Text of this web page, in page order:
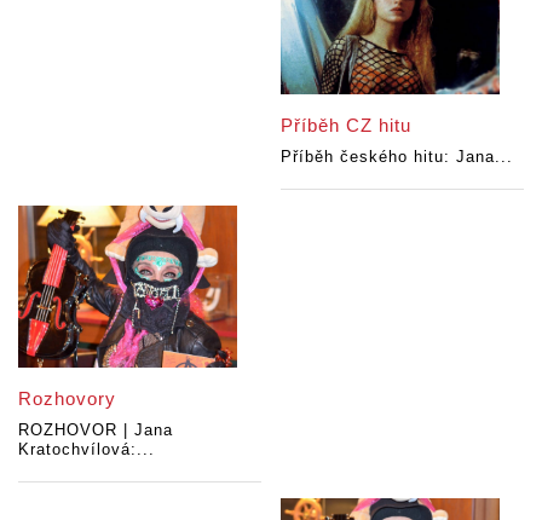
Příběh CZ hitu
Příběh českého hitu: Jana...
Rozhovory
ROZHOVOR | Jana
Kratochvílová:...